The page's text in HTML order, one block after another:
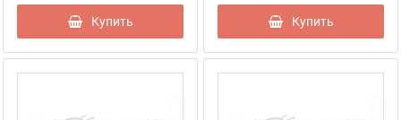
Купить Купить